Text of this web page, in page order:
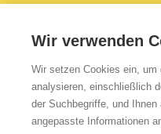
Tel:06261 - 88-0
Top Themen
Teilhabe & Assistenz
Wir verwenden
Wir setzen Cookies ein, um
analysieren, einschließlich
der Suchbegriffe, und
angepasste Informationen